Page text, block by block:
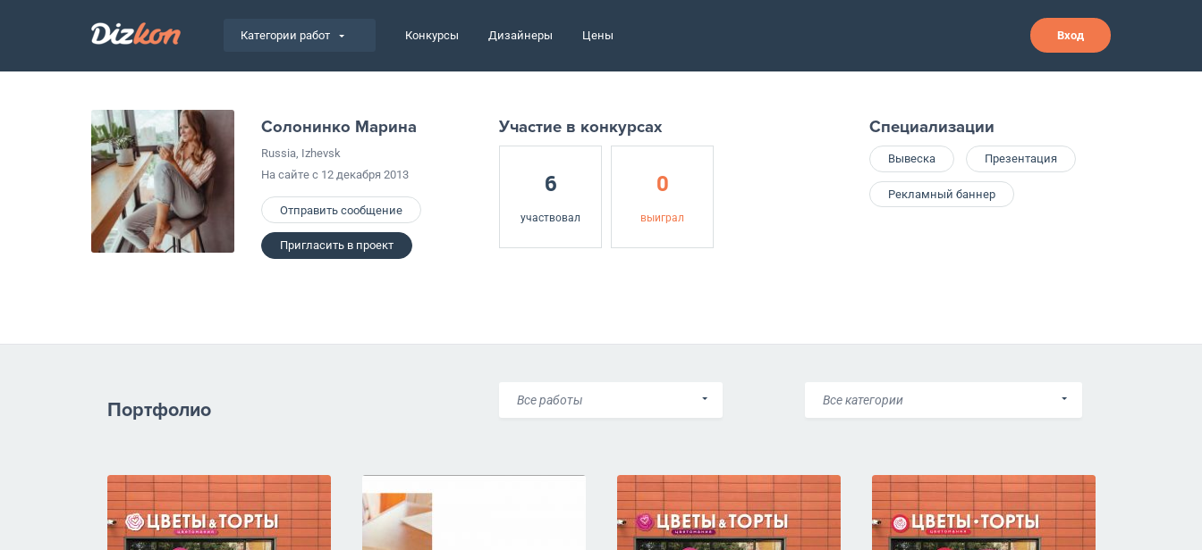
Категории работ Конкурсы Дизайнеры Цены Вход
Солонинко Марина
Russia, Izhevsk
На сайте с 12 декабря 2013
Отправить сообщение
Пригласить в проект
Участие в конкурсах
6
участвовал
0
выиграл
Специализации
Вывеска Презентация
Рекламный баннер
Портфолио Все работы Все категории